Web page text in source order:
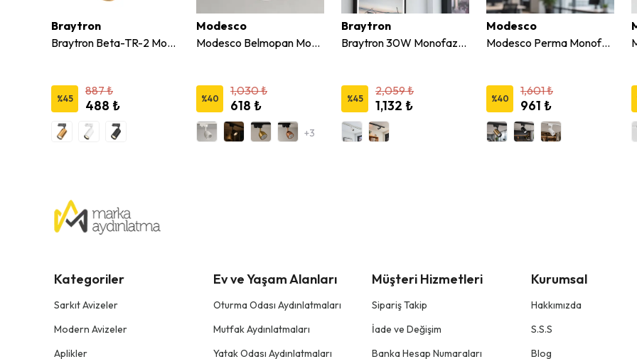
Braytron
Braytron Beta-TR-2 Monofaze Soketli Ray Spot
%45
887 ₺
488 ₺
Modesco
Modesco Belmopan Monofaze Soketli Yuvarlak Ray Spot
%40
1,030 ₺
618 ₺
+3
Braytron
Braytron 30W Monofaze Hareketli Ray Spot 3 Renk
%45
2,059 ₺
1,132 ₺
Modesco
Modesco Perma Monofaze Soketli Ray Spot
%40
1,601 ₺
961 ₺
Kategoriler
Sarkıt Avizeler
Modern Avizeler
Aplikler
Ev ve Yaşam Alanları
Oturma Odası Aydınlatmaları
Mutfak Aydınlatmaları
Yatak Odası Aydınlatmaları
Müşteri Hizmetleri
Sipariş Takip
İade ve Değişim
Banka Hesap Numaraları
Kurumsal
Hakkımızda
S.S.S
Blog